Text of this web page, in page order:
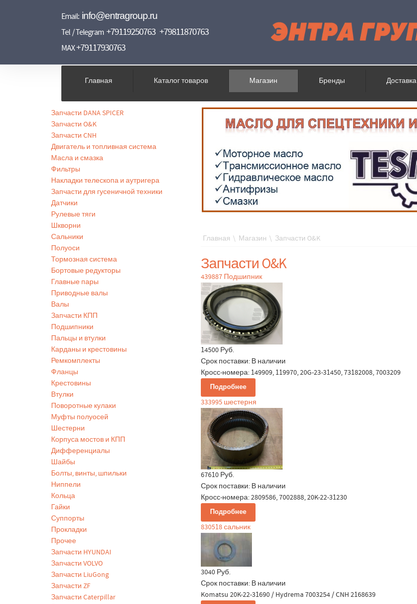
Email: info@entragroup.ru
Tel / Telegram +79119250763 +79811870763
MAX+79117930763
Главная Каталог товаров Магазин Бренды Доставка
Запчасти DANA SPICER
Запчасти O&K
Запчасти CNH
Двигатель и топливная система
Масла и смазка
Фильтры
Накладки телескопа и аутригера
Запчасти для гусеничной техники
Датчики
Рулевые тяги
Шкворни
Сальники
Полуоси
Тормозная система
Бортовые редукторы
Главные пары
Приводные валы
Валы
Запчасти КПП
Подшипники
Пальцы и втулки
Карданы и крестовины
Ремкомплекты
Фланцы
Крестовины
Втулки
Поворотные кулаки
Муфты полуосей
Шестерни
Корпуса мостов и КПП
Дифференциалы
Шайбы
Болты, винты, шпильки
Ниппели
Кольца
Гайки
Суппорты
Прокладки
Прочее
Запчасти HYUNDAI
Запчасти VOLVO
Запчасти LiuGong
Запчасти ZF
Запчасти Caterpillar
Главная \ Магазин \ Запчасти O&K
Запчасти O&K
439887 Подшипник
14500 Руб.
Срок поставки: В наличии
Кросс-номера: 149909, 119970, 20G-23-31450, 73182008, 7003209
Подробнее
333995 шестерня
67610 Руб.
Срок поставки: В наличии
Кросс-номера: 2809586, 7002888, 20K-22-31230
Подробнее
830518 сальник
3040 Руб.
Срок поставки: В наличии
Komatsu 20K-22-31690 / Hydrema 7003254 / CNH 2168639